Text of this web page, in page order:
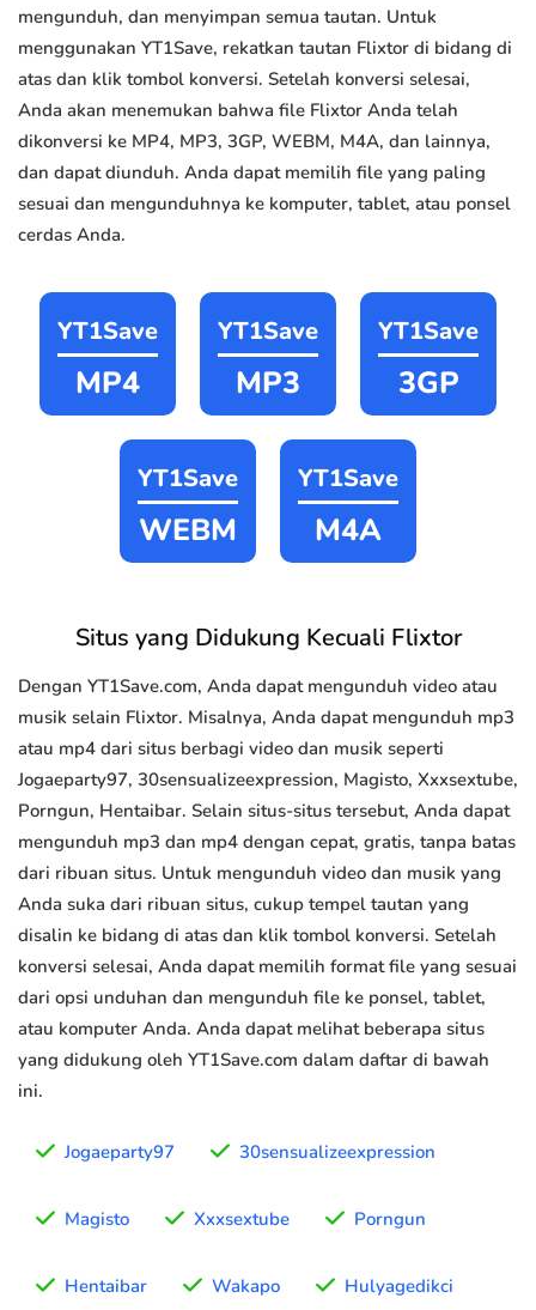
mengunduh, dan menyimpan semua tautan. Untuk
menggunakan YT1Save, rekatkan tautan Flixtor di bidang di
atas dan klik tombol konversi. Setelah konversi selesai,
Anda akan menemukan bahwa file Flixtor Anda telah
dikonversi ke MP4, MP3, 3GP, WEBM, M4A, dan lainnya,
dan dapat diunduh. Anda dapat memilih file yang paling
sesuai dan mengunduhnya ke komputer, tablet, atau ponsel
cerdas Anda.
YT1Save
MP4
YT1Save
MP3
YT1Save
3GP
YT1Save
WEBM
YT1Save
M4A
Situs yang Didukung Kecuali Flixtor
Dengan YT1Save.com, Anda dapat mengunduh video atau
musik selain Flixtor. Misalnya, Anda dapat mengunduh mp3
atau mp4 dari situs berbagi video dan musik seperti
Jogaeparty97, 30sensualizeexpression, Magisto, Xxxsextube,
Porngun, Hentaibar. Selain situs-situs tersebut, Anda dapat
mengunduh mp3 dan mp4 dengan cepat, gratis, tanpa batas
dari ribuan situs. Untuk mengunduh video dan musik yang
Anda suka dari ribuan situs, cukup tempel tautan yang
disalin ke bidang di atas dan klik tombol konversi. Setelah
konversi selesai, Anda dapat memilih format file yang sesuai
dari opsi unduhan dan mengunduh file ke ponsel, tablet,
atau komputer Anda. Anda dapat melihat beberapa situs
yang didukung oleh YT1Save.com dalam daftar di bawah
ini.
Jogaeparty97 30sensualizeexpression
Magisto Xxxsextube Porngun
Hentaibar Wakapo Hulyagedikci